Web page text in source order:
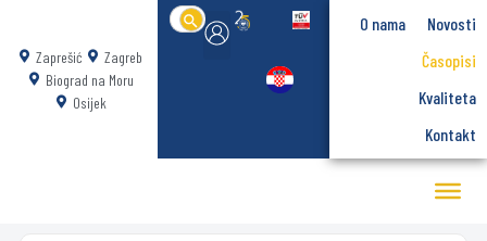
Zaprešić
Zagreb
Biograd na Moru
Osijek
Search
for:
O nama
Novosti
Časopisi
Kvaliteta
Kontakt